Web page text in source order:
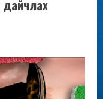
дайчлах